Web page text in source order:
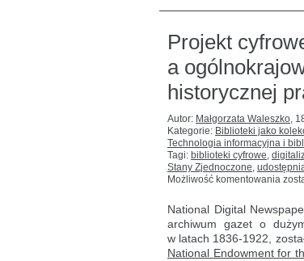
Projekt
a
historycznej
Autor: Małgorzata Waleszko,
Kategorie: Biblioteki jako
Technologia informacyjna i
Tagi: biblioteki cyfrowe,
Stany Zjednoczone,
Możliwość komentowania
a
National Digital
archiwum gazet o
w latach 1836-1922,
National Endowment for